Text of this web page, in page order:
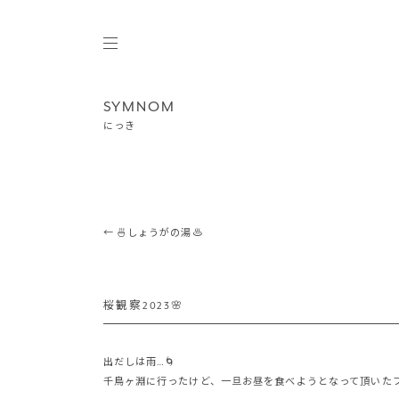
SYMNOM
にっき
Post navigation
← 🍜しょうがの湯♨️
桜観察2023🌸
出だしは雨…🌀
千鳥ヶ淵に行ったけど、一旦お昼を食べようとなって頂いた